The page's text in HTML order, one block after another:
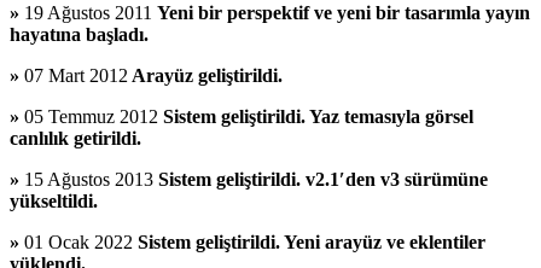
» 19 Ağustos 2011 Yeni bir perspektif ve yeni bir tasarımla yayın
hayatına başladı.
» 07 Mart 2012 Arayüz geliştirildi.
» 05 Temmuz 2012 Sistem geliştirildi. Yaz temasıyla görsel
canlılık getirildi.
» 15 Ağustos 2013 Sistem geliştirildi. v2.1′den v3 sürümüne
yükseltildi.
» 01 Ocak 2022 Sistem geliştirildi. Yeni arayüz ve eklentiler
yüklendi.